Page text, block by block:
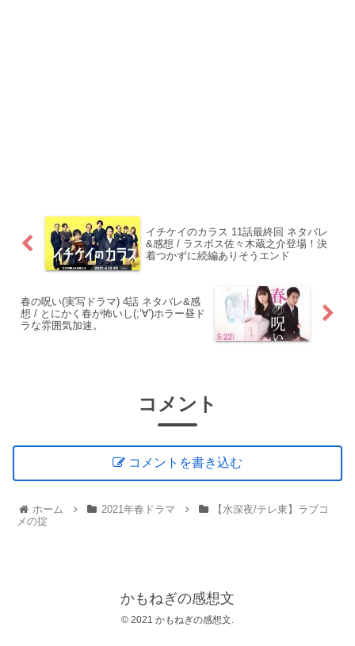
イチケイのカラス 11話最終回 ネタバレ
&感想 / ラスボス佐々木蔵之介登場！決
着つかずに続編ありそうエンド
春の呪い(実写ドラマ) 4話 ネタバレ&感
想 / とにかく春が怖いし(;’∀’)ホラー昼ド
ラな雰囲気加速。
コメント
コメントを書き込む
ホーム 2021年春ドラマ
【水深夜/テレ東】ラブコ
メの掟
かもねぎの感想文
© 2021 かもねぎの感想文.